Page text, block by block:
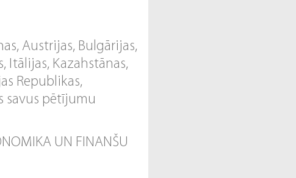
Austrijas, Bulgārijas,
Itālijas, Kazahstānas,
Republikas,
savus pētījumu
UN FINANŠU